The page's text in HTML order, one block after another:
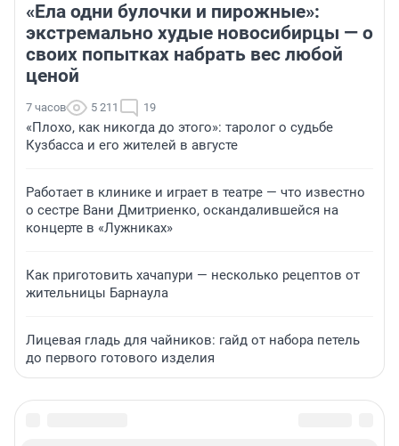
«Ела одни булочки и пирожные»:
экстремально худые новосибирцы — о
своих попытках набрать вес любой
ценой
7 часов 5 211 19
«Плохо, как никогда до этого»: таролог о судьбе
Кузбасса и его жителей в августе
Работает в клинике и играет в театре — что известно
о сестре Вани Дмитриенко, оскандалившейся на
концерте в «Лужниках»
Как приготовить хачапури — несколько рецептов от
жительницы Барнаула
Лицевая гладь для чайников: гайд от набора петель
до первого готового изделия